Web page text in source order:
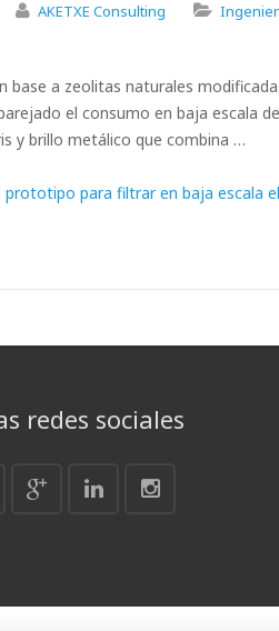
AKETXE Consulting
base a zeolitas naturales
el consumo en baja escala
y brillo metálico que combina …
prototipo para filtrar en baja escala
redes sociales